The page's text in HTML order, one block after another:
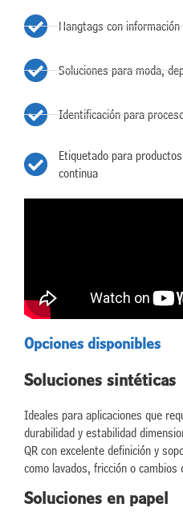
Hangtags con
Soluciones para moda,
Identificación para
Etiquetado para
continua
Opciones disponibles
Soluciones sintéticas
Ideales para aplicaciones que
durabilidad y estabilidad
QR con excelente definición y
como lavados, fricción o
Soluciones en papel